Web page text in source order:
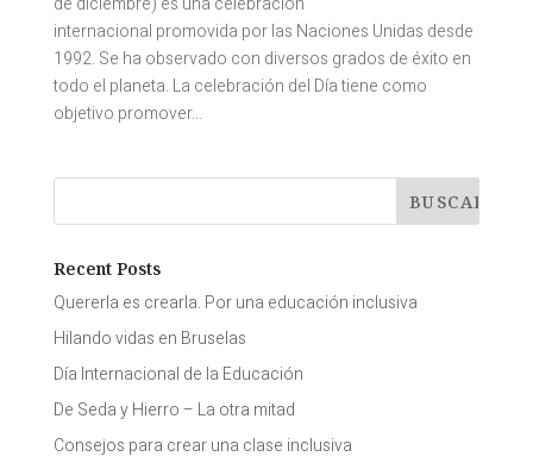
internacional promovida por las Naciones Unidas desde
1992. Se ha observado con diversos grados de éxito en
todo el planeta. La celebración del Día tiene como
objetivo promover...
Recent Posts
Quererla es crearla. Por una educación inclusiva
Hilando vidas en Bruselas
Día Internacional de la Educación
De Seda y Hierro – La otra mitad
Consejos para crear una clase inclusiva